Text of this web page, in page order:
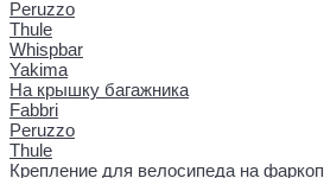
Peruzzo
Thule
Whispbar
Yakima
На крышку багажника
Fabbri
Peruzzo
Thule
Крепление для велосипеда на фаркоп